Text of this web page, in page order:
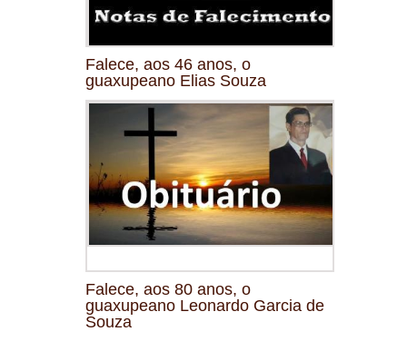
Falece, aos 46 anos, o
guaxupeano Elias Souza
Falece, aos 80 anos, o
guaxupeano Leonardo Garcia de
Souza